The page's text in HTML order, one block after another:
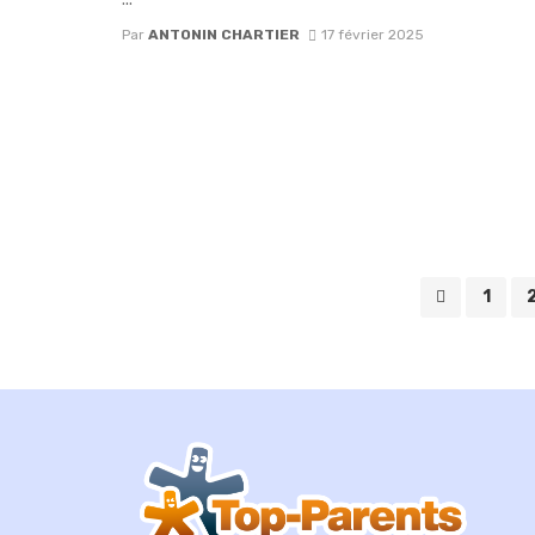
Par ANTONIN CHARTIER 17 février 2025
1